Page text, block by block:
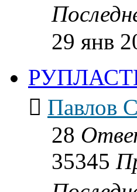
29 янв
Павлов
28
35345